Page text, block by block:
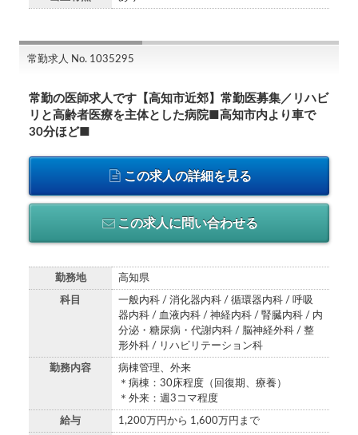
常勤求人 No. 1035295
常勤の医師求人です【高知市近郊】常勤医募集／リハビ
リと高齢者医療を主体とした病院■高知市内より車で
30分ほど■
この求人の詳細を見る
この求人に問い合わせる
勤務地 高知県
科目
一般内科 / 消化器内科 / 循環器内科 / 呼吸
器内科 / 血液内科 / 神経内科 / 腎臓内科 / 内
分泌・糖尿病・代謝内科 / 脳神経外科 / 整
形外科 / リハビリテーション科
勤務内容
病棟管理、外来
＊病棟：30床程度（回復期、療養）
＊外来：週3コマ程度
給与 1,200万円から 1,600万円まで